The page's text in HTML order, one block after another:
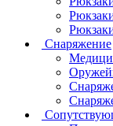
Снаряжение